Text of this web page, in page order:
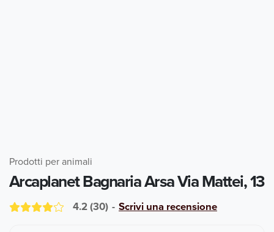
Prodotti per animali
Arcaplanet Bagnaria Arsa Via Mattei, 13
4.2(30) - Scrivi una recensione